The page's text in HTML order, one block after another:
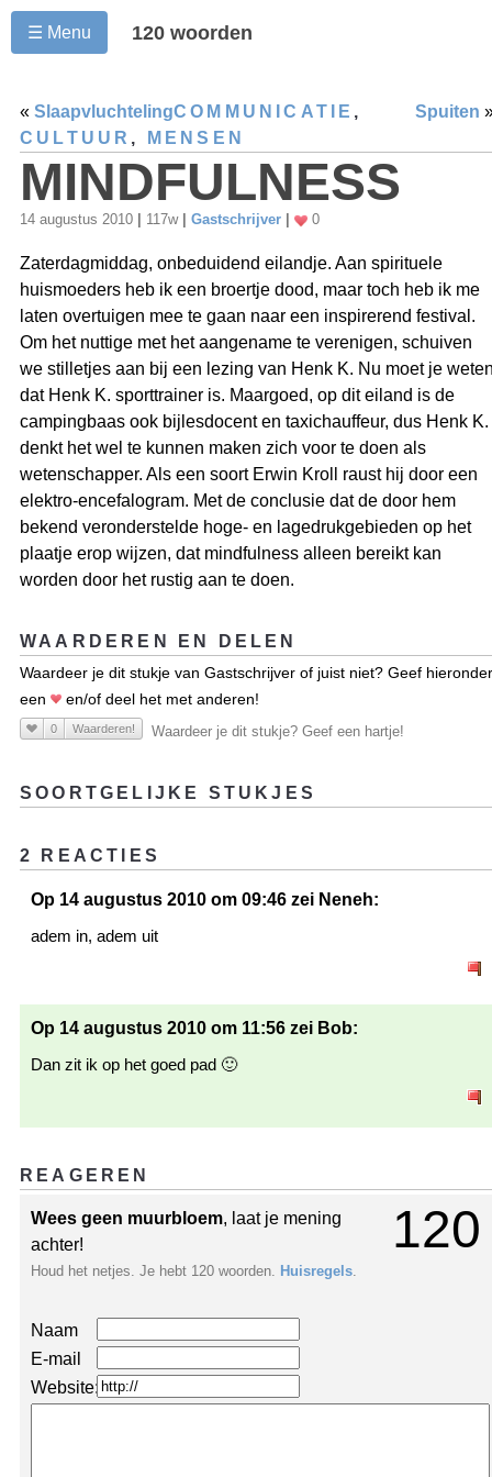
☰ Menu 120 woorden
« Slaapvluchteling Spuiten
COMMUNICATIE ,
CULTUUR , MENSEN
MINDFULNESS
14 augustus 2010 117w Gastschrijver 0
Zaterdagmiddag, onbeduidend eilandje. Aan spirituele
huismoeders heb ik een broertje dood, maar toch heb ik me
laten overtuigen mee te gaan naar een inspirerend festival.
Om het nuttige met het aangename te verenigen, schuiven
we stilletjes aan bij een lezing van Henk K. Nu moet je
dat Henk K. sporttrainer is. Maargoed, op dit eiland is de
campingbaas ook bijlesdocent en taxichauffeur, dus Henk K.
denkt het wel te kunnen maken zich voor te doen als
wetenschapper. Als een soort Erwin Kroll raust hij door een
elektro-encefalogram. Met de conclusie dat de door hem
bekend veronderstelde hoge- en lagedrukgebieden op het
plaatje erop wijzen, dat mindfulness alleen bereikt kan
worden door het rustig aan te doen.
WAARDEREN EN DELEN
Waardeer je dit stukje van Gastschrijver of juist niet? Geef hieronder
een
en/of deel het met anderen!
0 Waarderen! Waardeer je dit stukje? Geef een hartje!
SOORTGELIJKE STUKJES
2 REACTIES
Op 14 augustus 2010 om 09:46 zei Neneh:
adem in, adem uit
Op 14 augustus 2010 om 11:56 zei Bob:
Dan zit ik op het goed pad 🙂
REAGEREN
120
Wees geen muurbloem, laat je mening
achter!
Houd het netjes. Je hebt 120 woorden. Huisregels
Naam
E-mail
Website: